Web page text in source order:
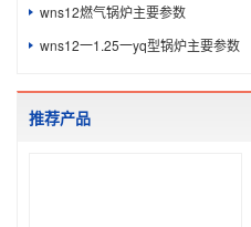
wns12燃气锅炉主要参数
wns12一1.25一yq型锅炉主要参数
推荐产品